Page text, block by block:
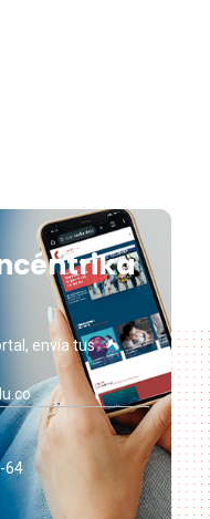
envía tus
64